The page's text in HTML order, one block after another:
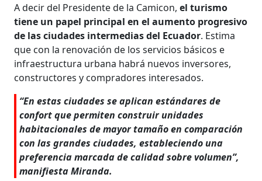
A decir del Presidente de la Cami­con,el turismo
tiene un papel princi­pal en el aumento progresivo
de las ciu­dades intermedias del Ecuador. Estima
que con la renovación de los servicios básicos e
infraestructura urbana habrá nuevos inversores,
constructores y com­pradores interesados.
“En estas ciudades se aplican están­dares de
confort que permiten cons­truir unidades
habitacionales de mayor tamaño en comparación
con las gran­des ciudades, estableciendo una
prefe­rencia marcada de calidad sobre volu­men”,
manifiesta Miranda.